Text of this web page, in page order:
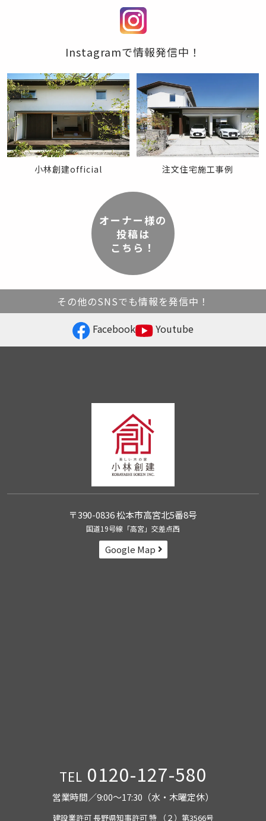
Instagramで情報発信中！
小林創建official 注文住宅施工事例
オーナー様の
投稿は
こちら！
その他のSNSでも情報を発信中！
Facebook
Youtube
〒390-0836 松本市高宮北5番8号
国道19号線「高宮」交差点西
Google Map
TEL 0120-127-580
営業時間／9:00〜17:30（水・木曜定休）
建設業許可 長野県知事許可 特 （２）第3566号